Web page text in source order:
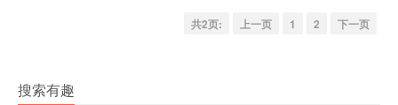
共2页: 上一页 1 2 下一页
搜索有趣